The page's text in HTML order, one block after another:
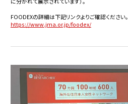
FOODEXの詳細は下記リンクよりご確認ください。
https://www.jma.or.jp/foodex/